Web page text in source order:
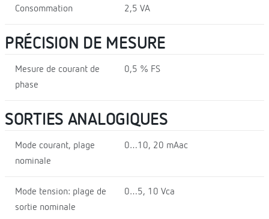
Consommation 2,5 VA
PRÉCISION DE MESURE
Mesure de courant de
phase
0,5 % FS
SORTIES ANALOGIQUES
Mode courant, plage
nominale
0…10, 20 mAac
Mode tension: plage de
sortie nominale
0…5, 10 Vca